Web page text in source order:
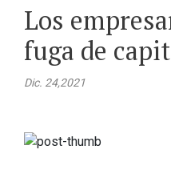
Los
fuga de
Dic. 24,2021